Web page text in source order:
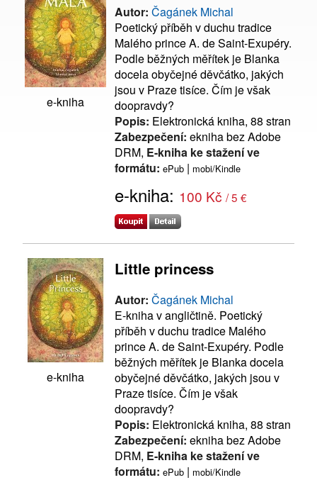
e-kniha
Autor: Čagánek Michal
Poetický příběh v duchu tradice
Malého prince A. de Saint-Exupéry.
Podle běžných měřítek je Blanka
docela obyčejné děvčátko, jakých
jsou v Praze tisíce. Čím je však
doopravdy?
Popis: Elektronická kniha, 88 stran
Zabezpečení: ekniha bez Adobe
DRM, E-kniha ke stažení ve
formátu: ePub | mobi/Kindle
e-kniha: 100 Kč / 5 €
e-kniha
Little princess
Autor: Čagánek Michal
E-kniha v angličtině. Poetický
příběh v duchu tradice Malého
prince A. de Saint-Exupéry. Podle
běžných měřítek je Blanka docela
obyčejné děvčátko, jakých jsou v
Praze tisíce. Čím je však
doopravdy?
Popis: Elektronická kniha, 88 stran
Zabezpečení: ekniha bez Adobe
DRM, E-kniha ke stažení ve
formátu: ePub | mobi/Kindle